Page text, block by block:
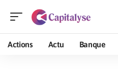
Actions Actu Banque